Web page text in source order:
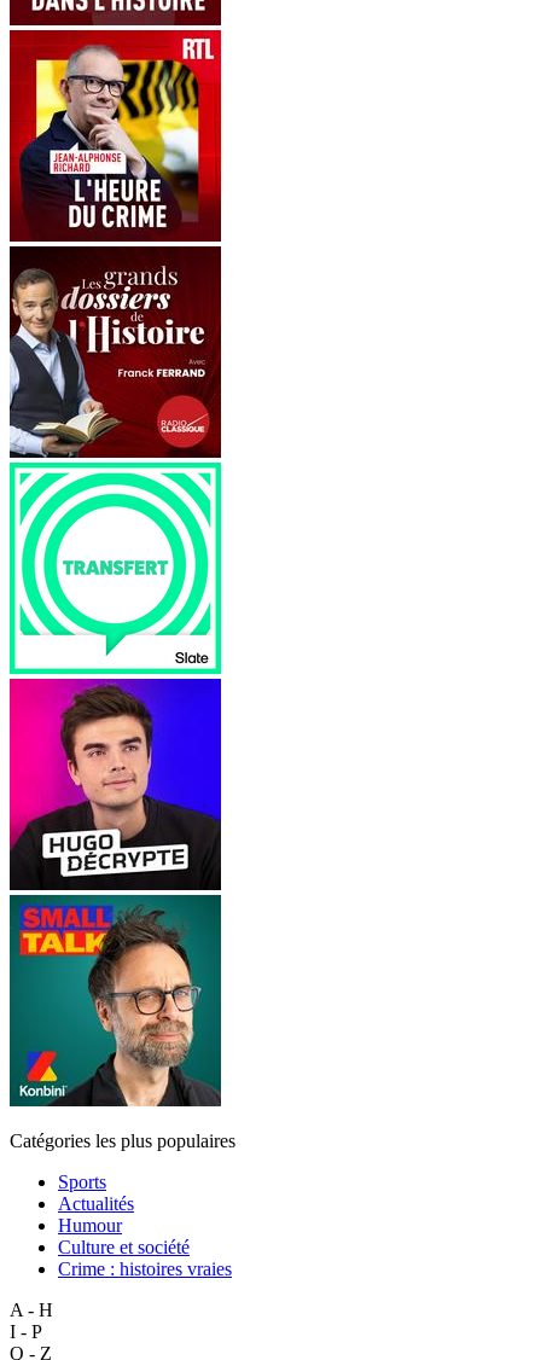
Catégories les plus populaires
Sports
Actualités
Humour
Culture et société
Crime : histoires vraies
A - H
I - P
Q - Z